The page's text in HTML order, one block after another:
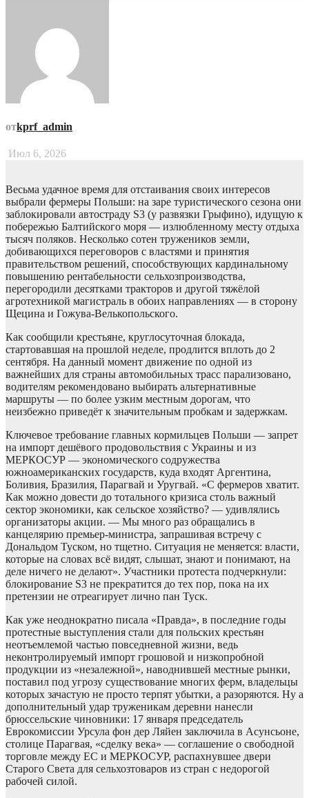
отkprf_admin
Июл 6, 2026
Весьма удачное время для отстаивания своих интересов
выбрали фермеры Польши: на заре туристического сезона они
заблокировали автостраду S3 (у развязки Грыфино), идущую к
побережью Балтийского моря — излюбленному месту отдыха
тысяч поляков. Несколько сотен тружеников земли,
добивающихся переговоров с властями и принятия
правительством решений, способствующих кардинальному
повышению рентабельности сельхозпроизводства,
перегородили десятками тракторов и другой тяжёлой
агротехникой магистраль в обоих направлениях — в сторону
Щецина и Гожува-Велькопольского.
Как сообщили крестьяне, круглосуточная блокада,
стартовавшая на прошлой неделе, продлится вплоть до 2
сентября. На данный момент движение по одной из
важнейших для страны автомобильных трасс парализовано,
водителям рекомендовано выбирать альтернативные
маршруты — по более узким местным дорогам, что
неизбежно приведёт к значительным пробкам и задержкам.
Ключевое требование главных кормильцев Польши — запрет
на импорт дешёвого продовольствия с Украины и из
МЕРКОСУР — экономического содружества
южноамериканских государств, куда входят Аргентина,
Боливия, Бразилия, Парагвай и Уругвай. «С фермеров хватит.
Как можно довести до тотального кризиса столь важный
сектор экономики, как сельское хозяйство? — удивлялись
организаторы акции. — Мы много раз обращались в
канцелярию премьер-министра, запрашивая встречу с
Дональдом Туском, но тщетно. Ситуация не меняется: власти,
которые на словах всё видят, слышат, знают и понимают, на
деле ничего не делают». Участники протеста подчеркнули:
блокирование S3 не прекратится до тех пор, пока на их
претензии не отреагирует лично пан Туск.
Как уже неоднократно писала «Правда», в последние годы
протестные выступления стали для польских крестьян
неотъемлемой частью повседневной жизни, ведь
неконтролируемый импорт грошовой и низкопробной
продукции из «незалежной», наводнившей местные рынки,
поставил под угрозу существование многих ферм, владельцы
которых зачастую не просто терпят убытки, а разоряются. Ну а
дополнительный удар труженикам деревни нанесли
брюссельские чиновники: 17 января председатель
Еврокомиссии Урсула фон дер Ляйен заключила в Асунсьоне,
столице Парагвая, «сделку века» — соглашение о свободной
торговле между ЕС и МЕРКОСУР, распахнувшее двери
Старого Света для сельхозтоваров из стран с недорогой
рабочей силой.